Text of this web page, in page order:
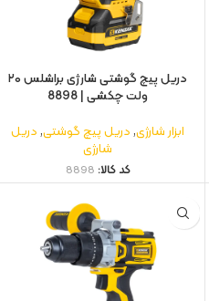
دریل پیچ گوشتی شارژی براشلس ۲۰
ولت چکشی | 8898
ابزار شارژی,دریل پیچ گوشتی,دریل
شارژی
کد کالا: 8898